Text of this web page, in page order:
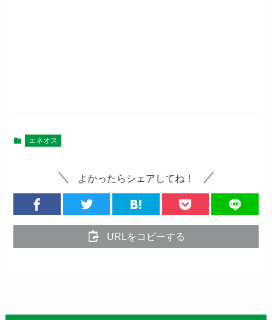
エネオス
よかったらシェアしてね！
URLをコピーする